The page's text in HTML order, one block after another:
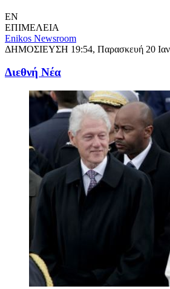
EN
ΕΠΙΜΕΛΕΙΑ
Enikos Newsroom
ΔΗΜΟΣΙΕΥΣΗ 19:54, Παρασκευή 20
Διεθνή Νέα